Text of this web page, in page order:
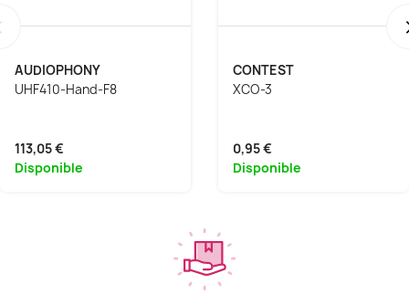
AUDIOPHONY
UHF410-Hand-F8
113,05 €
Disponible
CONTEST
XCO-3
0,95 €
Disponible